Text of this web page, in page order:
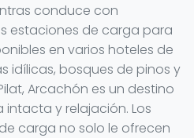
conduce con
estaciones de carga para
en varios hoteles de
idílicas, bosques de pinos y
Arcachón es un destino
y relajación. Los
carga no solo le ofrecen